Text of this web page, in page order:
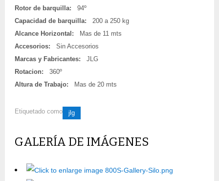
Rotor de barquilla:
94º
Capacidad de barquilla:
200 a 250 kg
Alcance Horizontal:
Mas de 11 mts
Accesorios:
Sin Accesorios
Marcas y Fabricantes:
JLG
Rotacion:
360º
Altura de Trabajo:
Mas de 20 mts
Etiquetado como jlg
GALERÍA DE IMÁGENES